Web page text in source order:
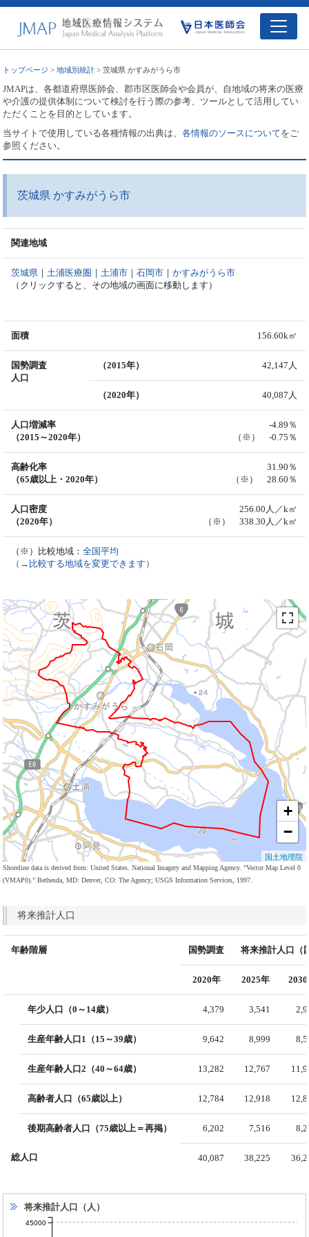
トップページ >地域別統計 > 茨城県 かすみがうら市
JMAPは、各都道府県医師会、郡市区医師会や会員が、自地域の将来の医療
や介護の提供体制について検討を行う際の参考、ツールとして活用してい
ただくことを目的としています。
当サイトで使用している各種情報の出典は、各情報のソースについてをご
参照ください。
茨城県 かすみがうら市
関連地域
茨城県 ｜ 土浦医療圏 ｜ 土浦市 ｜石岡市 ｜かすみがうら市
（クリックすると、その地域の画面に移動します）
面積 156.60k㎡
国勢調査
人口
（2015年） 42,147人
（2020年） 40,087人
人口増減率
（2015～2020年）
-4.89％
（※） -0.75％
高齢化率
（65歳以上・2020年）
31.90％
（※） 28.60％
人口密度
（2020年）
256.00人／k㎡
（※） 338.30人／k㎡
（※）比較地域：全国平均
（→比較する地域を変更できます）
+
−
国土地理院
Shoreline data is derived from: United States. National Imagery and Mapping Agency. "Vector Map Level 0
(VMAP0)." Bethesda, MD: Denver, CO: The Agency; USGS Information Services, 1997.
将来推計人口
年齢階層 国勢調査 将来推計人口（
2020年 2025年
年少人口（0～14歳） 4,379 3,541
生産年齢人口1（15～39歳） 9,642 8,999
生産年齢人口2（40～64歳） 13,282 12,767
高齢者人口（65歳以上） 12,784 12,918
後期高齢者人口（75歳以上＝再掲） 6,202 7,516
総人口 40,087 38,225
将来推計人口（人）
45000